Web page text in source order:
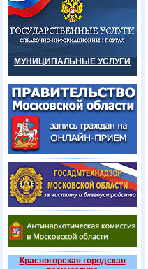
МУНИЦИПАЛЬНЫЕ УСЛУГИ
Красногорская городская